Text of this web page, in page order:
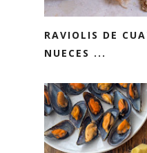
RAVIOLIS DE
NUECES ...